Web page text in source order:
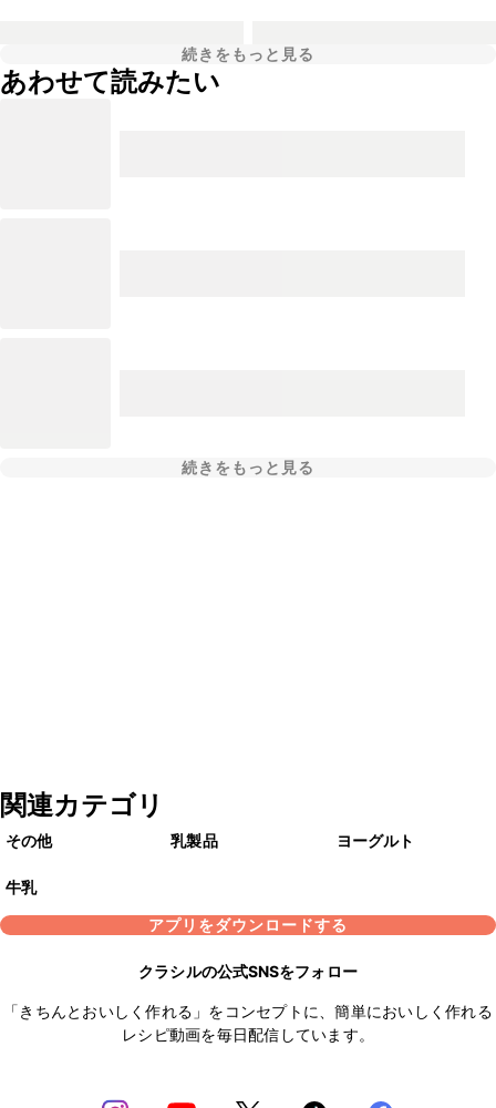
続きをもっと見る
あわせて読みたい
続きをもっと見る
関連カテゴリ
その他 乳製品 ヨーグルト
牛乳
アプリをダウンロードする
クラシルの公式SNSをフォロー
「きちんとおいしく作れる」をコンセプトに、簡単においしく作れる
レシピ動画を毎日配信しています。